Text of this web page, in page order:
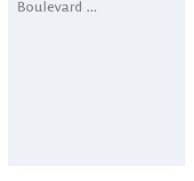
Boulevard ...